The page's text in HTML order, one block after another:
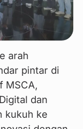
arah
pintar di
MSCA,
dan
kukuh ke